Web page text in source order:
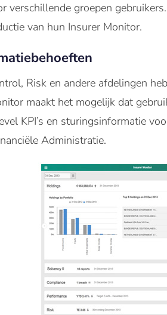
verschillende groepen
van hun Insurer Monitor.
Risk en andere afdelingen
maakt het mogelijk dat
KPI’s en sturingsinformatie
Administratie.